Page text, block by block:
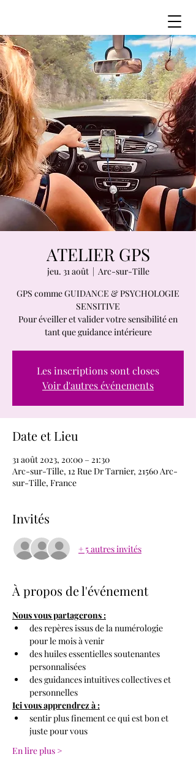
ATELIER GPS
jeu. 31 août
  |
Arc-sur-Tille
GPS comme GUIDANCE & PSYCHOLOGIE
SENSITIVE
Pour éveiller et valider votre sensibilité en
tant que guidance intérieure
Les inscriptions sont closes
Voir d'autres événements
Date et Lieu
31 août 2023, 20:00 – 21:30
Arc-sur-Tille, 12 Rue Dr Tarnier, 21560 Arc-
sur-Tille, France
Invités
+ 5 autres invités
À propos de l'événement
Nous vous partagerons :
des repères issus de la numérologie
pour le mois à venir
des huiles essentielles soutenantes
personnalisées
des guidances intuitives collectives et
personnelles
Ici vous apprendrez à :
sentir plus finement ce qui est bon et
juste pour vous
En lire plus >